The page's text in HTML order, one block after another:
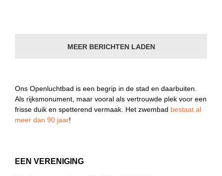
MEER BERICHTEN LADEN
Ons Openluchtbad is een begrip in de stad en daarbuiten.
Als rijksmonument, maar vooral als vertrouwde plek voor een
frisse duik en spetterend vermaak. Het zwembad bestaat al
meer dan 90 jaar!
EEN VERENIGING